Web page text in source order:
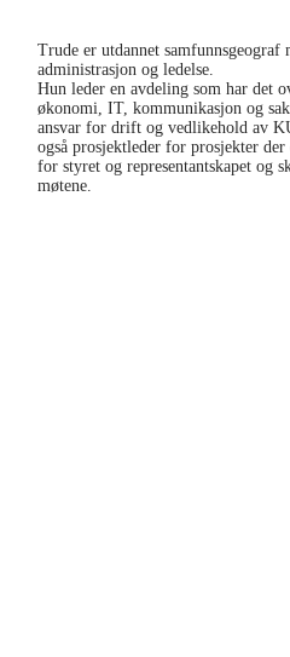
Trude er utdannet samfunnsgeograf
administrasjon og ledelse.
Hun leder en avdeling som har det
økonomi, IT, kommunikasjon og
ansvar for drift og vedlikehold av
også prosjektleder for prosjekter
for styret og representantskapet og
møtene.